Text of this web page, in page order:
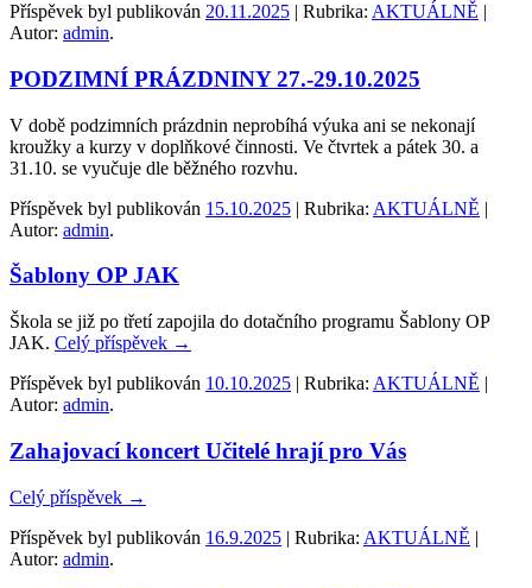
Příspěvek byl publikován 20.11.2025 | Rubrika: AKTUÁLNĚ |
Autor: admin.
PODZIMNÍ PRÁZDNINY 27.-29.10.2025
V době podzimních prázdnin neprobíhá výuka ani se nekonají
kroužky a kurzy v doplňkové činnosti. Ve čtvrtek a pátek 30. a
31.10. se vyučuje dle běžného rozvhu.
Příspěvek byl publikován 15.10.2025 | Rubrika: AKTUÁLNĚ |
Autor: admin.
Šablony OP JAK
Škola se již po třetí zapojila do dotačního programu Šablony OP
JAK. Celý příspěvek →
Příspěvek byl publikován 10.10.2025 | Rubrika: AKTUÁLNĚ |
Autor: admin.
Zahajovací koncert Učitelé hrají pro Vás
Celý příspěvek →
Příspěvek byl publikován 16.9.2025 | Rubrika: AKTUÁLNĚ |
Autor: admin.